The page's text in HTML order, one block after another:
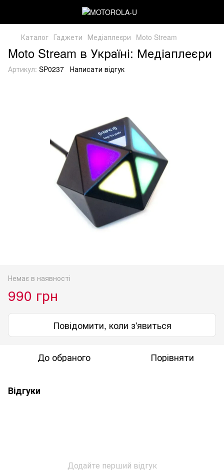
Каталог Гаджети Медіаплеєри Moto Stream
Moto Stream в Україні: Медіаплеєри
Артикул: SP0237 Написати відгук
Немає в наявності
990 грн
Повідомити, коли з'явиться
До обраного Порівняти
Відгуки
Додайте перший відгук